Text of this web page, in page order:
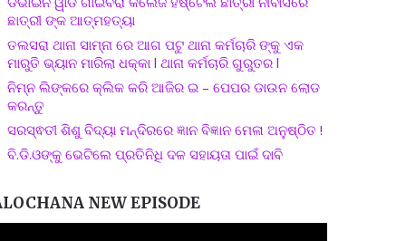
ଛାତ୍ରୀ ଙ୍କ ଆତ୍ମହତ୍ୟା
ତଲସରା ଥାନା ସାମ୍ନା ରେ ଆଗ ପଟୁ ଥାନା କର୍ମଚାରି ଙ୍କୁ ଏକ
ମାରୁତି ଭ୍ୟାନ ମାରିଲା ଧକ୍କା l ଥାନା କର୍ମଚାରି ଗୁରୁତର l
ନିମ୍ନ ଲିଙ୍କରେ କ୍ଲିକ କରି ଆଜିର ଇ – ପେପର ଡାଉନ ଲୋଡ
କରନ୍ତୁ
ସରସ୍ଵତୀ ଶିଶୁ ବିଦ୍ୟା ମନ୍ଦିରରେ ଜ୍ଞାନ ବିଜ୍ଞାନ ମେଳା ଅନୁଷ୍ଠିତ !
ବି.ଡି.ଓଙ୍କୁ ଭେଟିଲେ ପ୍ରତିନିଧି ଦଳ ସହାୟତା ପାଇଁ ଦାବି
NEW EPISODE